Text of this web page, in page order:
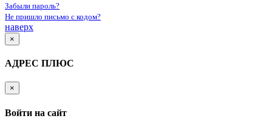
Забыли пароль?
Не пришло письмо с кодом?
наверх
×
АДРЕС ПЛЮС
×
Войти на сайт